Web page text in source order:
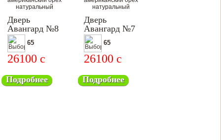
Дверь
Авангард №8
65
26100 c
Подробнее
Дверь
Авангард №7
65
26100 c
Подробнее